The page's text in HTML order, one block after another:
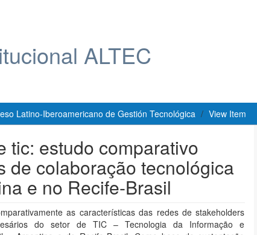
ALTEC
Latino-Iberoamericano de Gestión Tecnológica View Item
tic: estudo comparativo
de colaboração tecnológica
e no Recife-Brasil
as características das redes de stakeholders
do setor de TIC – Tecnologia da Informação e